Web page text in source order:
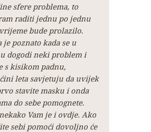
sfere problema, to
raditi jednu po jednu
bude prolazilo.
je poznato kada se u
dogodi neki problem i
s kisikom padnu,
leta savjetuju da uvijek
stavite masku i onda
do sebe pomognete.
Vam je i ovdje. Ako
sebi pomoći dovoljno će